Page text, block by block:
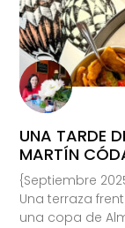
UNA TARDE
MARTÍN
{Septiembre
Una terraza
una copa de